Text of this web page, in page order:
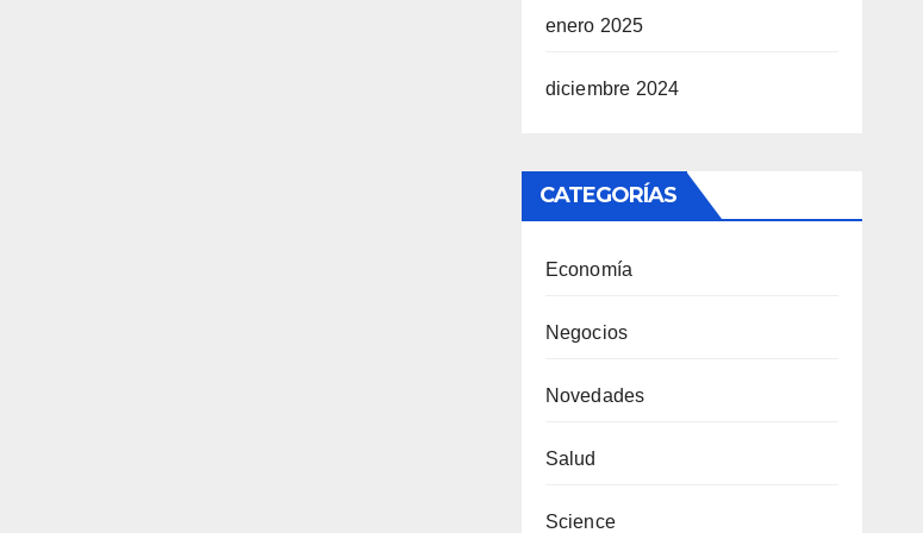
enero 2025
diciembre 2024
CATEGORÍAS
Economía
Negocios
Novedades
Salud
Science